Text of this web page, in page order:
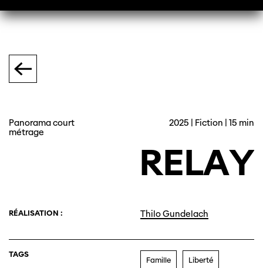
Panorama court
métrage
2025 | Fiction | 15 min
RELAY
RÉALISATION : Thilo Gundelach
TAGS
Famille Liberté